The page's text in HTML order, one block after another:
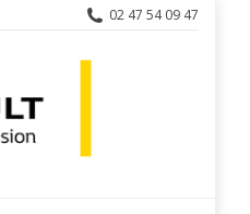
02 47 54 09 47